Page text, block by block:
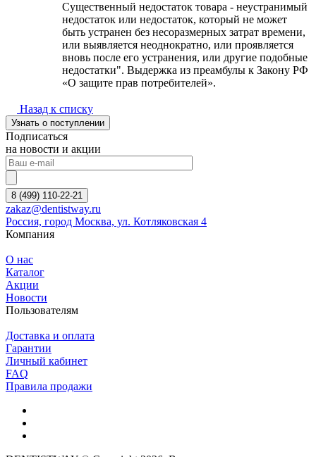
Существенный недостаток товара - неустранимый
недостаток или недостаток, который не может
быть устранен без несоразмерных затрат времени,
или выявляется неоднократно, или проявляется
вновь после его устранения, или другие подобные
недостатки". Выдержка из преамбулы к Закону РФ
«О защите прав потребителей».
Назад к списку
Узнать о поступлении
Подписаться
на новости и акции
8 (499) 110-22-21
zakaz@dentistway.ru
Россия, город Москва, ул. Котляковская 4
Компания
О нас
Каталог
Акции
Новости
Пользователям
Доставка и оплата
Гарантии
Личный кабинет
FAQ
Правила продажи